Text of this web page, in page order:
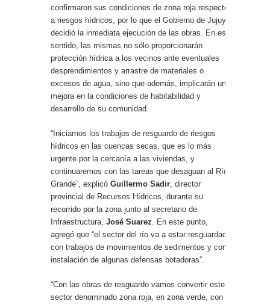
confirmaron sus condiciones de zona roja respecto
a riesgos hídricos, por lo que el Gobierno de Jujuy
decidió la inmediata ejecución de las obras. En ese
sentido, las mismas no sólo proporcionarán
protección hídrica a los vecinos ante eventuales
desprendimientos y arrastre de materiales o
excesos de agua, sino que además, implicarán una
mejora en la condiciones de habitabilidad y
desarrollo de su comunidad.
“Iniciamos los trabajos de resguardo de riesgos
hídricos en las cuencas secas, que es lo más
urgente por la cercanía a las viviendas, y
continuaremos con las tareas que desaguan al Río
Grande”, explicó Guillermo Sadir , director
provincial de Recursos Hídricos, durante su
recorrido por la zona junto al secretario de
Infraestructura, José Suarez . En este punto,
agregó que “el sector del río va a estar resguardado
con trabajos de movimientos de sedimentos y con
instalación de algunas defensas botadoras”.
“Con las obras de resguardo vamos convertir este
sector denominado zona roja, en zona verde, con